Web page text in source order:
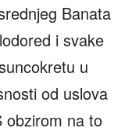
Banata
i svake
u
od uslova
obzirom na to